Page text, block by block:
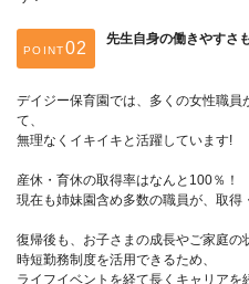
POINT
先生自身の働きやすさ
デイジー保育園では、多くの女性職
て、
無理なくイキイキと活躍しています!
産休・育休の取得率はなんと100％！
現在も姉妹園含め多数の職員が、取得
復帰後も、お子さまの成長やご家庭の
時短勤務制度を活用できるため、
ライフイベントを経て長くキャリア